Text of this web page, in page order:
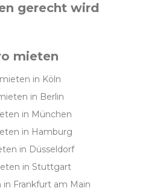
gerecht wird
mieten
in Köln
in Berlin
in München
in Hamburg
in Düsseldorf
in Stuttgart
Frankfurt am Main